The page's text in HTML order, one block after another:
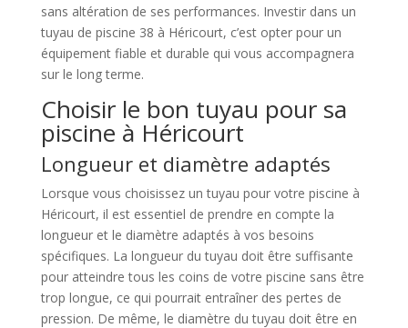
sans altération de ses performances. Investir dans un
tuyau de piscine 38 à Héricourt, c’est opter pour un
équipement fiable et durable qui vous accompagnera
sur le long terme.
Choisir le bon tuyau pour sa
piscine à Héricourt
Longueur et diamètre adaptés
Lorsque vous choisissez un tuyau pour votre piscine à
Héricourt, il est essentiel de prendre en compte la
longueur et le diamètre adaptés à vos besoins
spécifiques. La longueur du tuyau doit être suffisante
pour atteindre tous les coins de votre piscine sans être
trop longue, ce qui pourrait entraîner des pertes de
pression. De même, le diamètre du tuyau doit être en